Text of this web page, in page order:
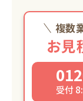
複数
お見
受付